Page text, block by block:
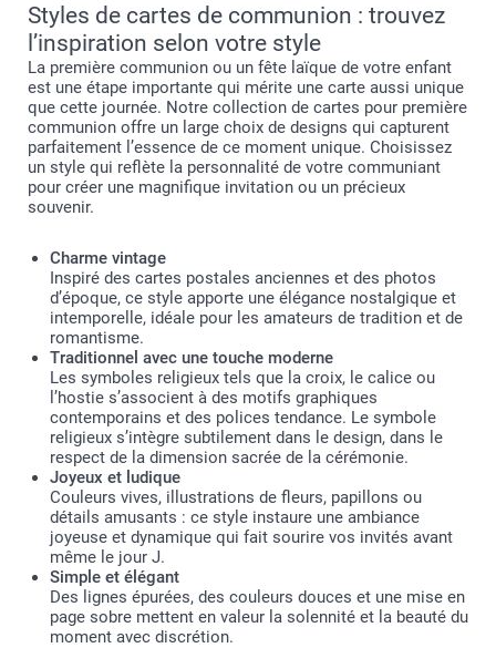
Styles de cartes de communion : trouvez
l’inspiration selon votre style
La première communion ou un fête laïque de votre enfant
est une étape importante qui mérite une carte aussi unique
que cette journée. Notre collection de cartes pour première
communion offre un large choix de designs qui capturent
parfaitement l’essence de ce moment unique. Choisissez
un style qui reflète la personnalité de votre communiant
pour créer une magnifique invitation ou un précieux
souvenir.
Charme vintage
Inspiré des cartes postales anciennes et des photos
d’époque, ce style apporte une élégance nostalgique et
intemporelle, idéale pour les amateurs de tradition et de
romantisme.
Traditionnel avec une touche moderne
Les symboles religieux tels que la croix, le calice ou
l’hostie s’associent à des motifs graphiques
contemporains et des polices tendance. Le symbole
religieux s’intègre subtilement dans le design, dans le
respect de la dimension sacrée de la cérémonie.
Joyeux et ludique
Couleurs vives, illustrations de fleurs, papillons ou
détails amusants : ce style instaure une ambiance
joyeuse et dynamique qui fait sourire vos invités avant
même le jour J.
Simple et élégant
Des lignes épurées, des couleurs douces et une mise en
page sobre mettent en valeur la solennité et la beauté du
moment avec discrétion.